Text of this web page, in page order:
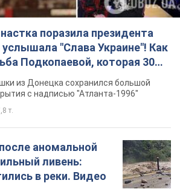
поразила президента
"Слава Украине"! Как
Подкопаевой, которая 30
"золото" Олимпиады
из Донецка сохранился большой
с надписью "Атланта-1996"
т.
аномальной
ливень:
в реки. Видео